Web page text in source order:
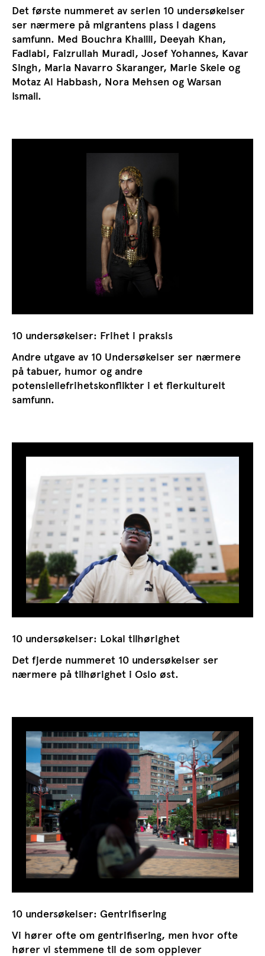
Det første nummeret av serien 10 undersøkelser
ser nærmere på migrantens plass i dagens
samfunn. Med Bouchra Khalili, Deeyah Khan,
Fadlabi, Faizrullah Muradi, Josef Yohannes, Kavar
Singh, Maria Navarro Skaranger, Marie Skeie og
Motaz Al Habbash, Nora Mehsen og Warsan
Ismail.
10 undersøkelser: Frihet i praksis
Andre utgave av 10 Undersøkelser ser nærmere
på tabuer, humor og andre
potensiellefrihetskonflikter i et flerkulturelt
samfunn.
10 undersøkelser: Lokal tilhørighet
Det fjerde nummeret 10 undersøkelser ser
nærmere på tilhørighet i Oslo øst.
10 undersøkelser: Gentrifisering
Vi hører ofte om gentrifisering, men hvor ofte
hører vi stemmene til de som opplever